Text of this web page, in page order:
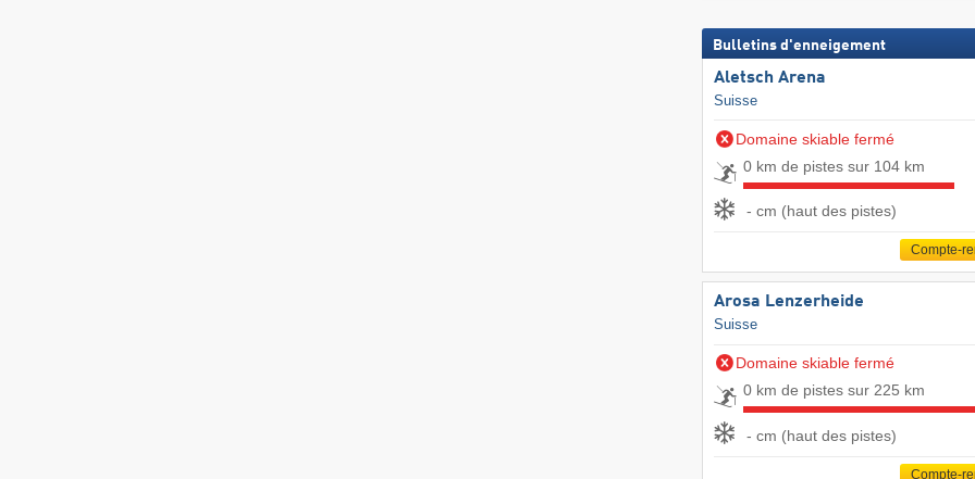
Bulletins d'enneigement
Aletsch Arena
Suisse
Domaine skiable fermé
0 km de pistes sur 104 km
- cm (haut des pistes)
Compte-
Arosa Lenzerheide
Suisse
Domaine skiable fermé
0 km de pistes sur 225 km
- cm (haut des pistes)
Compte-